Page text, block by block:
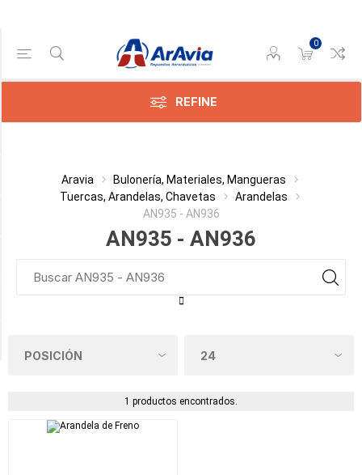
0
REFINE
Aravia
Bulonería, Materiales, Mangueras
Tuercas, Arandelas, Chavetas
Arandelas
AN935 - AN936
AN935 - AN936
1 productos encontrados.
Gama de precios
Min:$0.00
Categoría
Material